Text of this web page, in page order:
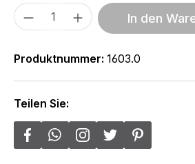
Produkt Anzahl: Gib
In den
Produktnummer: 1603.0
Teilen Sie: